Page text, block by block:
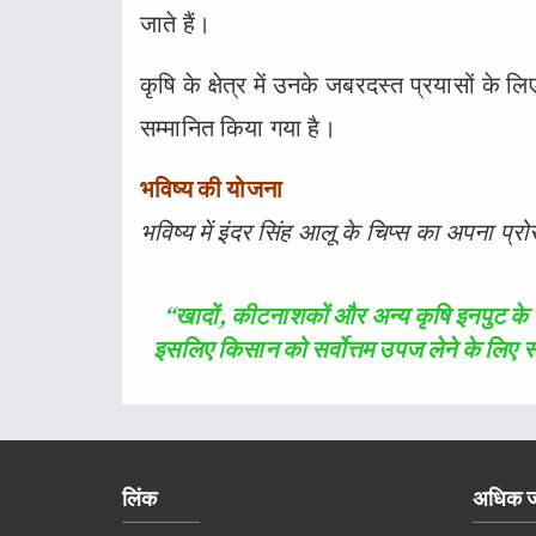
जाते हैं।
कृषि के क्षेत्र में उनके जबरदस्त प्रयासों के लिए,
सम्मानित किया गया है।
भविष्य की योजना
भविष्य में इंदर सिंह आलू के चिप्स का अपना
“खादों, कीटनाशकों और अन्य कृषि इनपुट के
इसलिए किसान को सर्वोत्तम उपज लेने के लिए
लिंक अधिक